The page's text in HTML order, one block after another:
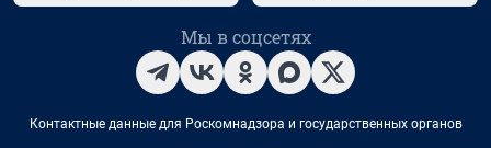
Мы в соцсетях
Контактные данные для Роскомнадзора и государственных органов